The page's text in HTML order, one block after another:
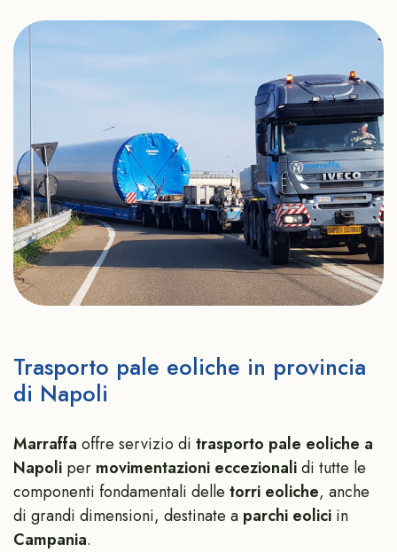
Trasporto pale eoliche in provincia
di Napoli
Marraffa offre servizio di trasporto pale eoliche a
Napoli per movimentazioni eccezionalidi tutte le
componenti fondamentali delle torri eoliche, anche
di grandi dimensioni, destinate a parchi eolici in
Campania.